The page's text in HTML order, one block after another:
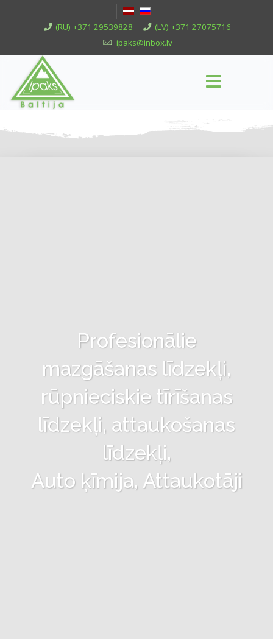
(RU) +371 29539828
(LV) +371 27075716
ipaks@inbox.lv
Profesionālie
mazgāšanas līdzekļi,
rūpnieciskie tīrīšanas
līdzekļi, attaukošanas
līdzekļi,
Auto ķīmija, Attaukotāji